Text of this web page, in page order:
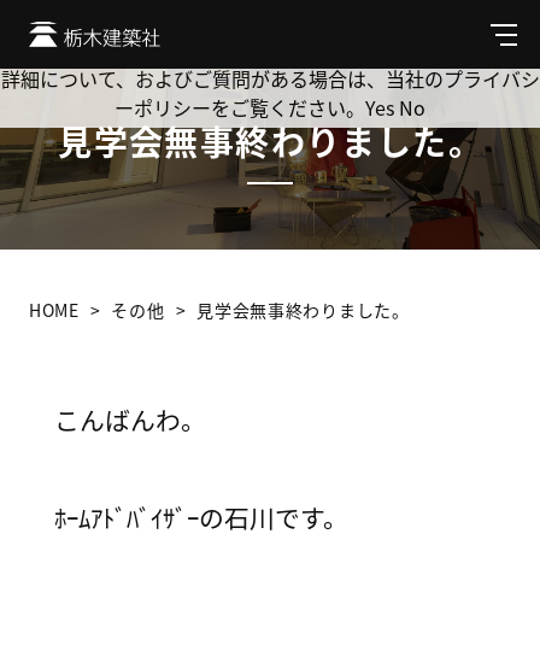
メ
ニ
ュ
見学会無事終わりました。
HOME その他 見学会無事終わりました。
こんばんわ。
ﾎｰﾑｱﾄﾞﾊﾞｲｻﾞｰの石川です。
Cookie を使用して、お客様の活動を追跡してもよろしいです
か? 当社ではお客様のプライバシーを極めて重視しています。
詳細について、およびご質問がある場合は、当社のプライバシ
ーポリシーをご覧ください。 Yes No